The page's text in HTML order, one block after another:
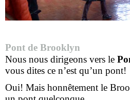
Pont de Brooklyn
Nous nous dirigeons vers le
vous dites ce n’est qu’un pont!
Oui! Mais honnêtement le